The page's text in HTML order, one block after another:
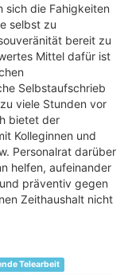
sich die Fahigkeiten
selbst zu
bereit zu
Mittel dafür ist
Selbstaufschrieb
viele Stunden vor
bietet der
Kolleginnen und
Personalrat darüber
helfen, aufeinander
präventiv gegen
Zeithaushalt nicht
Telearbeit